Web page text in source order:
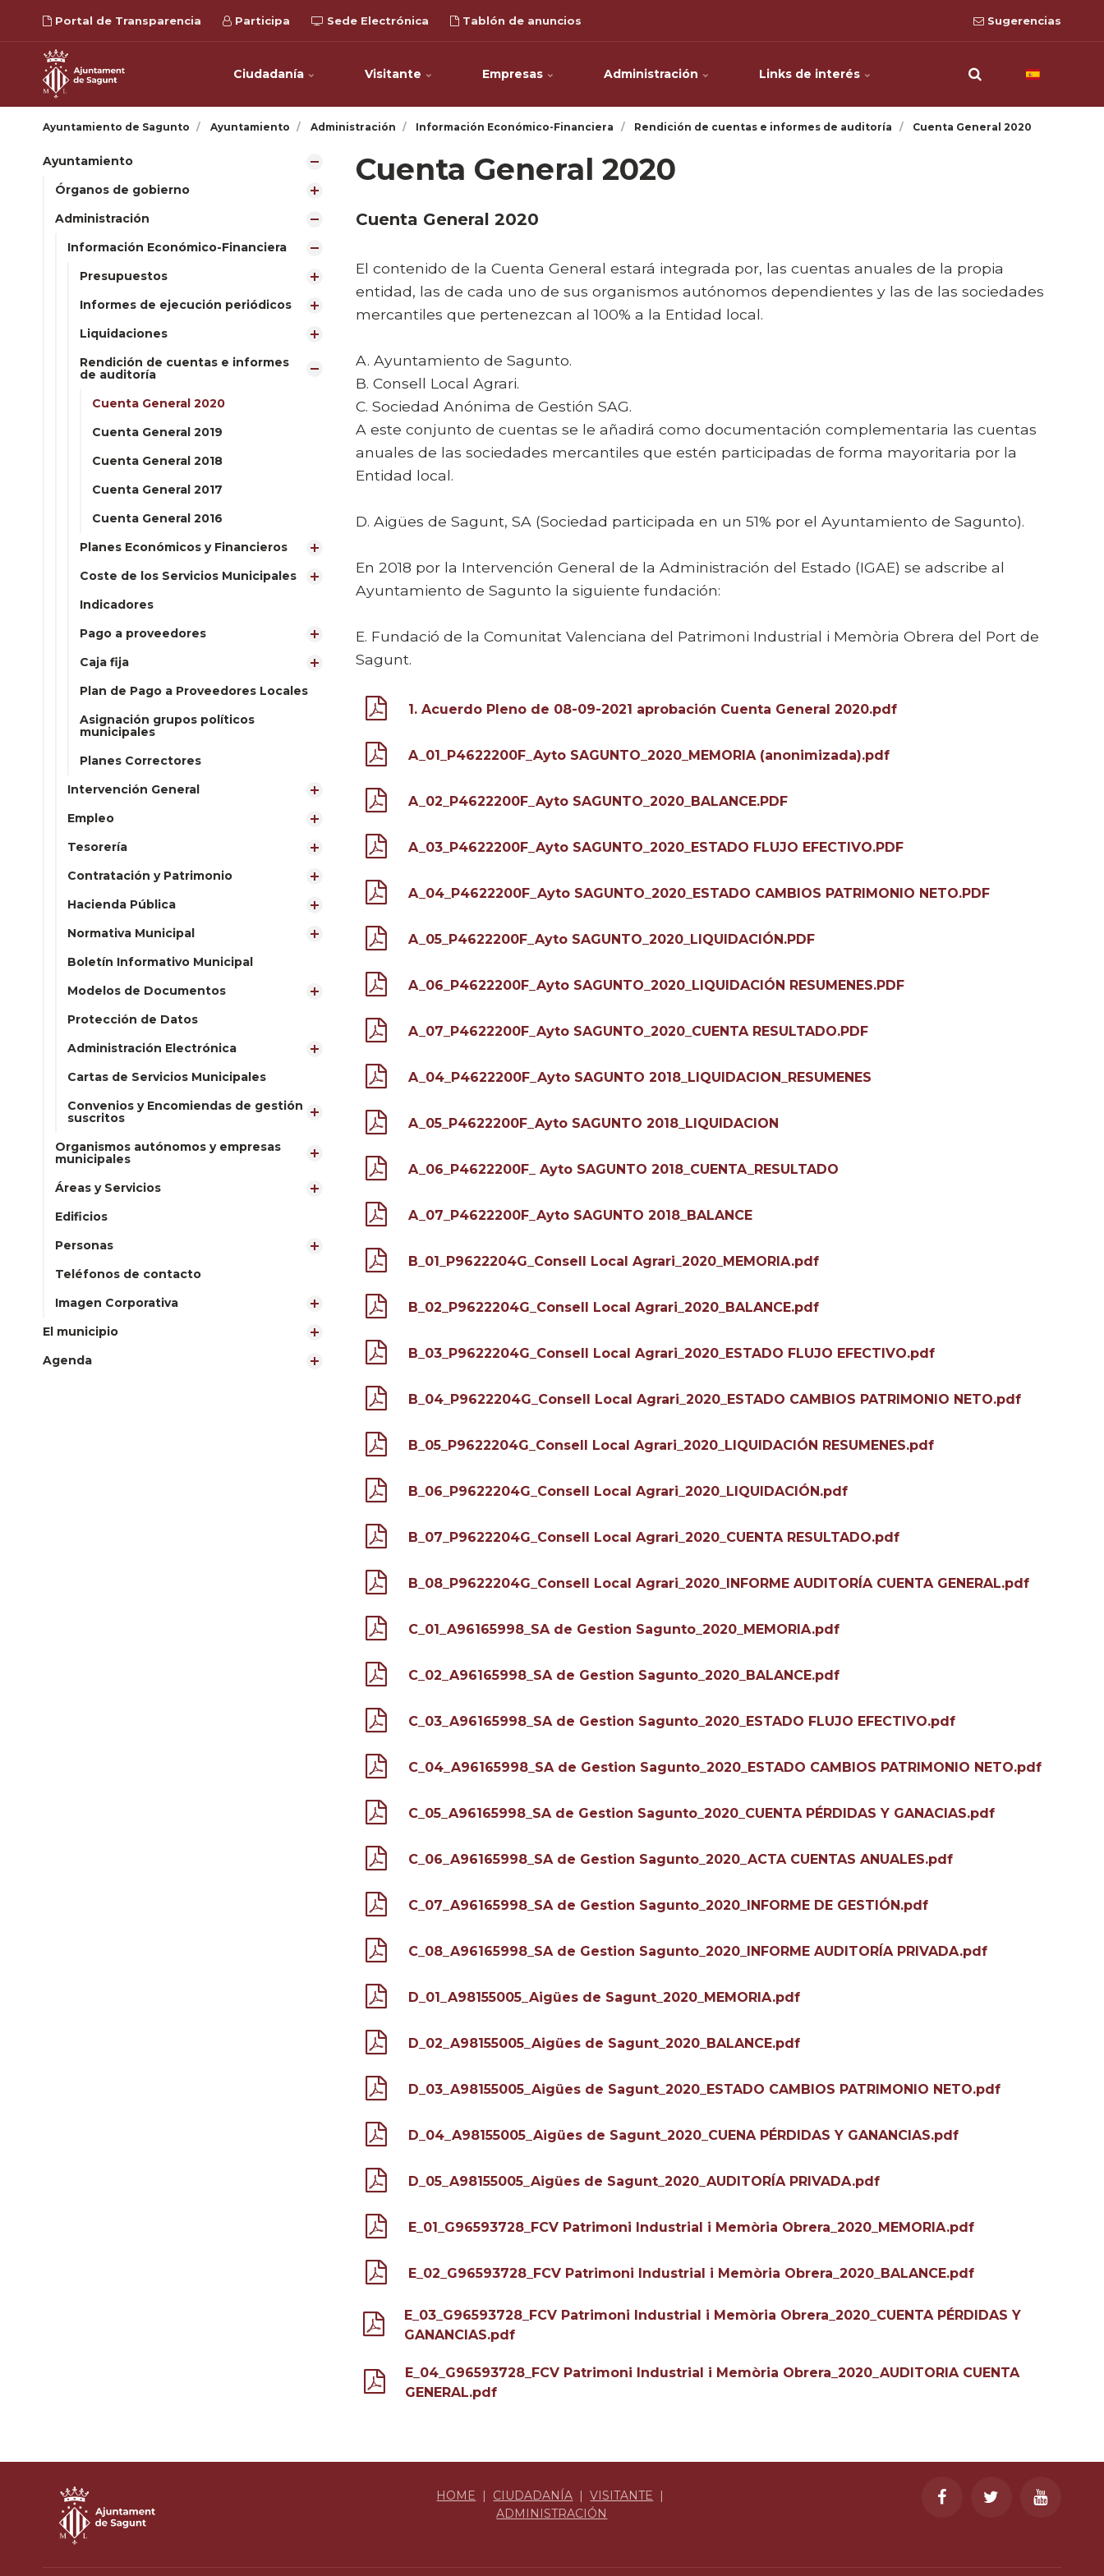
Portal de Transparencia Participa Sede Electrónica Tablón de anuncios Sugerencias
Ciudadanía Visitante Empresas Administración Links de interés
Ayuntamiento de Sagunto Ayuntamiento Administración Información Económico-Financiera Rendición de cuentas e informes de auditoría Cuenta General 2020
Ayuntamiento
Órganos de gobierno
Administración
Información Económico-Financiera
Presupuestos
Informes de ejecución periódicos
Liquidaciones
Rendición de cuentas e informes
de auditoría
Cuenta General 2020
Cuenta General 2019
Cuenta General 2018
Cuenta General 2017
Cuenta General 2016
Planes Económicos y Financieros
Coste de los Servicios Municipales
Indicadores
Pago a proveedores
Caja fija
Plan de Pago a Proveedores Locales
Asignación grupos políticos
municipales
Planes Correctores
Intervención General
Empleo
Tesorería
Contratación y Patrimonio
Hacienda Pública
Normativa Municipal
Boletín Informativo Municipal
Modelos de Documentos
Protección de Datos
Administración Electrónica
Cartas de Servicios Municipales
Convenios y Encomiendas de gestión
suscritos
Organismos autónomos y empresas
municipales
Áreas y Servicios
Edificios
Personas
Teléfonos de contacto
Imagen Corporativa
El municipio
Agenda
Cuenta General 2020
Cuenta General 2020
​El contenido de la Cuenta General estará integrada por, las cuentas anuales de la propia
entidad, las de cada uno de sus organismos autónomos dependientes y las de las sociedades
mercantiles que pertenezcan al 100% a la Entidad local.
A. Ayuntamiento de Sagunto.
B. Consell Local Agrari.
C. Sociedad Anónima de Gestión SAG.
A este conjunto de cuentas se le añadirá como documentación complementaria las cuentas
anuales de las sociedades mercantiles que estén​ participadas de forma mayoritaria por la
Entidad local.
D. Aigües de Sagunt, SA (Sociedad participada en un 51% por el Ayuntamiento de Sagunto).
En 2018 por la Intervención General de la Administración del Estado (IGAE) se adscribe al
Ayuntamiento de Sagunto la siguiente fundación:
E. Fundació de la Comunitat Valenciana del Patrimoni Industrial i Memòria Obrera del Port de
Sagunt.​
1. Acuerdo Pleno de 08-09-2021 aprobación Cuenta General 2020.pdf
A_01_P4622200F_Ayto SAGUNTO_2020_MEMORIA (anonimizada).pdf
A_02_P4622200F_Ayto SAGUNTO_2020_BALANCE.PDF
A_03_P4622200F_Ayto SAGUNTO_2020_ESTADO FLUJO EFECTIVO.PDF
A_04_P4622200F_Ayto SAGUNTO_2020_ESTADO CAMBIOS PATRIMONIO NETO.PDF
A_05_P4622200F_Ayto SAGUNTO_2020_LIQUIDACIÓN.PDF
A_06_P4622200F_Ayto SAGUNTO_2020_LIQUIDACIÓN RESUMENES.PDF
A_07_P4622200F_Ayto SAGUNTO_2020_CUENTA RESULTADO.PDF
A_04_P4622200F_Ayto SAGUNTO 2018_LIQUIDACION_RESUMENES
A_05_P4622200F_Ayto SAGUNTO 2018_LIQUIDACION
A_06_P4622200F_ Ayto SAGUNTO 2018_CUENTA_RESULTADO
A_07_P4622200F_Ayto SAGUNTO 2018_BALANCE
B_01_P9622204G_Consell Local Agrari_2020_MEMORIA.pdf
B_02_P9622204G_Consell Local Agrari_2020_BALANCE.pdf
B_03_P9622204G_Consell Local Agrari_2020_ESTADO FLUJO EFECTIVO.pdf
B_04_P9622204G_Consell Local Agrari_2020_ESTADO CAMBIOS PATRIMONIO NETO.pdf
B_05_P9622204G_Consell Local Agrari_2020_LIQUIDACIÓN RESUMENES.pdf
B_06_P9622204G_Consell Local Agrari_2020_LIQUIDACIÓN.pdf
B_07_P9622204G_Consell Local Agrari_2020_CUENTA RESULTADO.pdf
B_08_P9622204G_Consell Local Agrari_2020_INFORME AUDITORÍA CUENTA GENERAL.pdf
C_01_A96165998_SA de Gestion Sagunto_2020_MEMORIA.pdf
C_02_A96165998_SA de Gestion Sagunto_2020_BALANCE.pdf
C_03_A96165998_SA de Gestion Sagunto_2020_ESTADO FLUJO EFECTIVO.pdf
C_04_A96165998_SA de Gestion Sagunto_2020_ESTADO CAMBIOS PATRIMONIO NETO.pdf
C_05_A96165998_SA de Gestion Sagunto_2020_CUENTA PÉRDIDAS Y GANACIAS.pdf
C_06_A96165998_SA de Gestion Sagunto_2020_ACTA CUENTAS ANUALES.pdf
C_07_A96165998_SA de Gestion Sagunto_2020_INFORME DE GESTIÓN.pdf
C_08_A96165998_SA de Gestion Sagunto_2020_INFORME AUDITORÍA PRIVADA.pdf
D_01_A98155005_Aigües de Sagunt_2020_MEMORIA.pdf
D_02_A98155005_Aigües de Sagunt_2020_BALANCE.pdf
D_03_A98155005_Aigües de Sagunt_2020_ESTADO CAMBIOS PATRIMONIO NETO.pdf
D_04_A98155005_Aigües de Sagunt_2020_CUENA PÉRDIDAS Y GANANCIAS.pdf
D_05_A98155005_Aigües de Sagunt_2020_AUDITORÍA PRIVADA.pdf
E_01_G96593728_FCV Patrimoni Industrial i Memòria Obrera_2020_MEMORIA.pdf
E_02_G96593728_FCV Patrimoni Industrial i Memòria Obrera_2020_BALANCE.pdf
E_03_G96593728_FCV Patrimoni Industrial i Memòria Obrera_2020_CUENTA PÉRDIDAS Y
GANANCIAS.pdf
E_04_G96593728_FCV Patrimoni Industrial i Memòria Obrera_2020_AUDITORIA CUENTA
GENERAL.pdf
HOME | CIUDADANÍA |VISITANTE |
ADMINISTRACIÓN